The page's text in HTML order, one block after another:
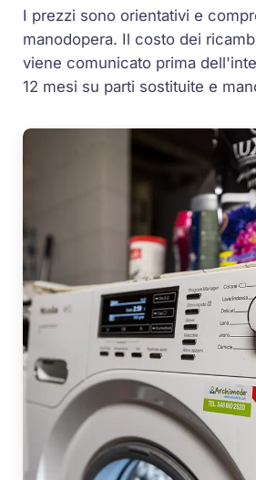
I prezzi sono orientativi e
manodopera. Il costo dei
viene comunicato prima
12 mesi su parti sostituite e